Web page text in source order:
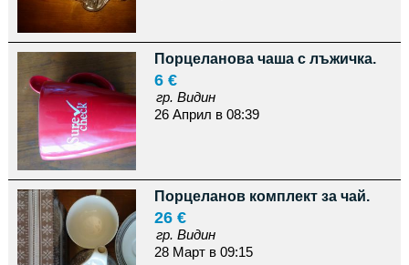
Порцеланова чаша с лъжичка.
6 €
гр. Видин
26 Април в 08:39
Порцеланов комплект за чай.
26 €
гр. Видин
28 Март в 09:15